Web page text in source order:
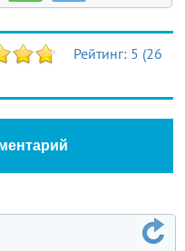
Рейтинг: 5 (26